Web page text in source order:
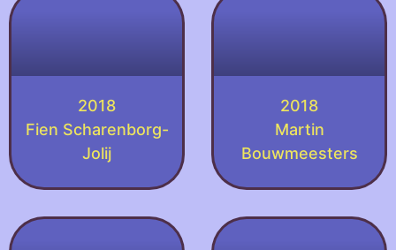
2018
Fien Scharenborg-
Jolij
2018
Martin
Bouwmeesters